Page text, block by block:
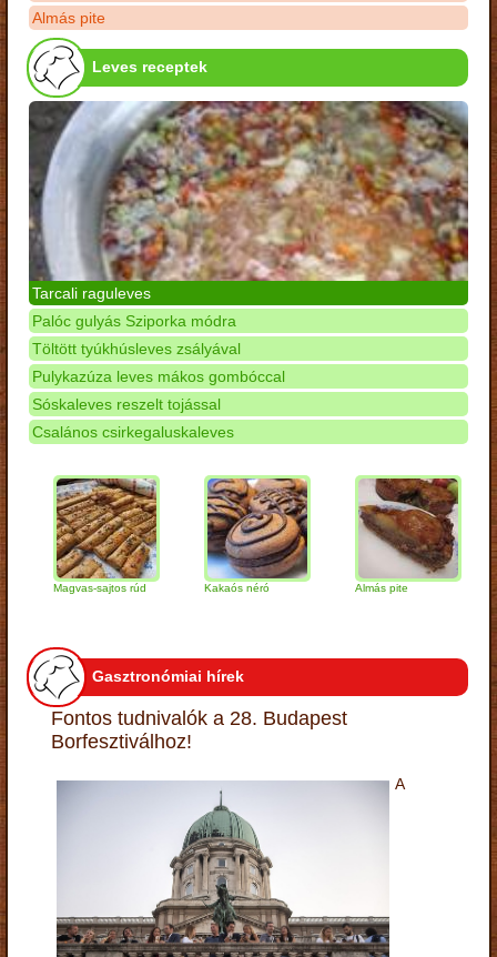
Almás pite
Leves receptek
Tarcali raguleves
Palóc gulyás Sziporka módra
Töltött tyúkhúsleves zsályával
Pulykazúza leves mákos gombóccal
Sóskaleves reszelt tojással
Csalános csirkegaluskaleves
Magvas-sajtos rúd Kakaós néró Almás pite
Gasztronómiai hírek
Fontos tudnivalók a 28. Budapest
Borfesztiválhoz!
A